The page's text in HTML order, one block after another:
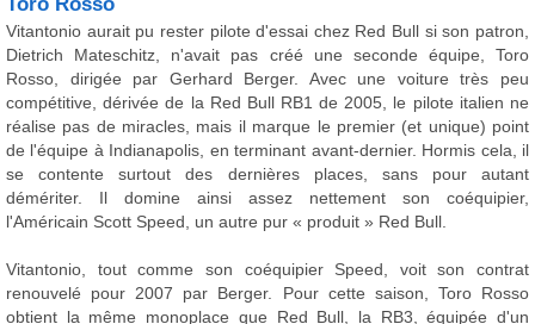
Vitantonio aurait pu rester pilote d'essai chez Red Bull si son patron,
Dietrich Mateschitz, n'avait pas créé une seconde équipe, Toro
Rosso, dirigée par Gerhard Berger. Avec une voiture très peu
compétitive, dérivée de la Red Bull RB1 de 2005, le pilote italien ne
réalise pas de miracles, mais il marque le premier (et unique) point
de l'équipe à Indianapolis, en terminant avant-dernier. Hormis cela, il
se contente surtout des dernières places, sans pour autant
démériter. Il domine ainsi assez nettement son coéquipier,
l'Américain Scott Speed, un autre pur « produit » Red Bull.
Vitantonio, tout comme son coéquipier Speed, voit son contrat
renouvelé pour 2007 par Berger. Pour cette saison, Toro Rosso
obtient la même monoplace que Red Bull, la RB3, équipée d'un